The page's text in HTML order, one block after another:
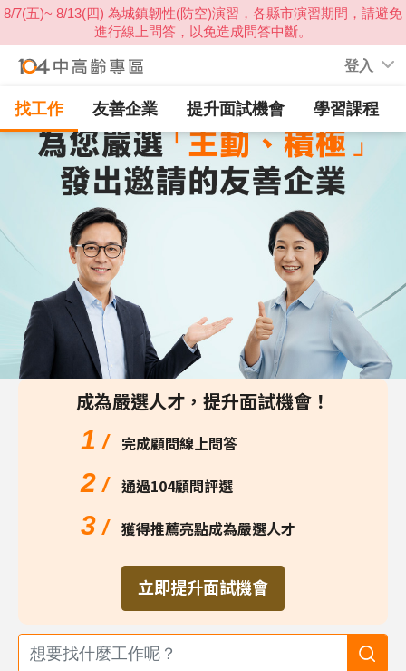
登入
找工作 友善企業 提升面試機會 學習課程
成為嚴選人才，提升面試機會！
1 / 完成顧問線上問答
2 / 通過104顧問評選
3 / 獲得推薦亮點成為嚴選人才
立即提升面試機會